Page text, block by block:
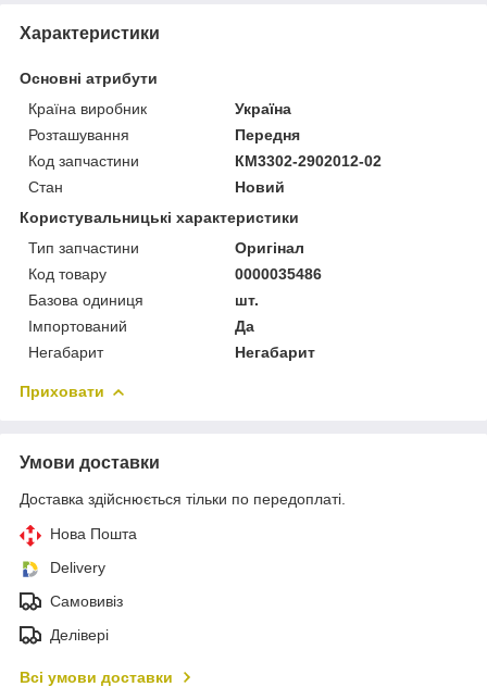
Характеристики
Основні атрибути
Країна виробник
Україна
Розташування
Передня
Код запчастини
КМ3302-2902012-02
Стан
Новий
Користувальницькі характеристики
Тип запчастини
Оригінал
Код товару
0000035486
Базова одиниця
шт.
Імпортований
Да
Негабарит
Негабарит
Приховати
Умови доставки
Доставка здійснюється тільки по передоплаті.
Нова Пошта
Delivery
Самовивіз
Делівері
Всі умови доставки